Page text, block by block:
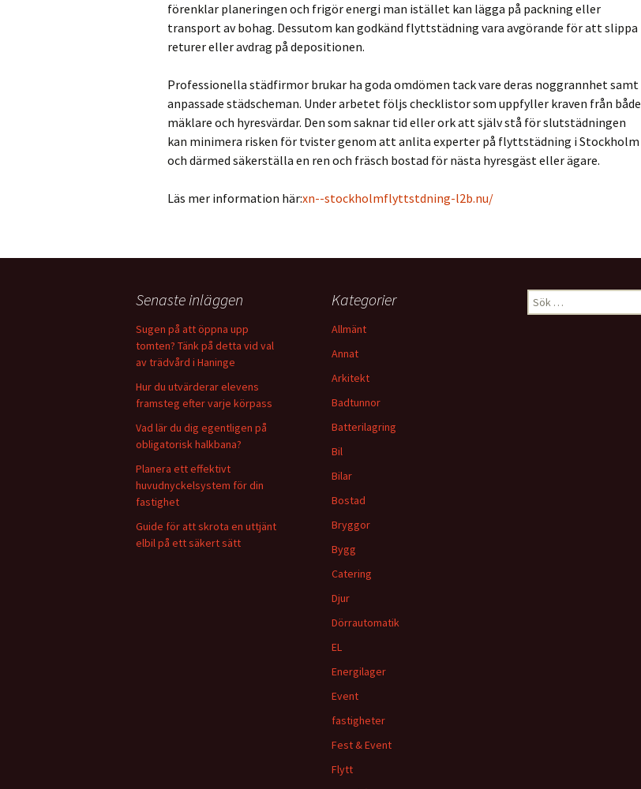
förenklar planeringen och frigör energi man istället kan lägga på packning eller
transport av bohag. Dessutom kan godkänd flyttstädning vara avgörande för att slippa
returer eller avdrag på depositionen.
Professionella städfirmor brukar ha goda omdömen tack vare deras noggrannhet samt
anpassade städscheman. Under arbetet följs checklistor som uppfyller kraven från både
mäklare och hyresvärdar. Den som saknar tid eller ork att själv stå för slutstädningen
kan minimera risken för tvister genom att anlita experter på flyttstädning i Stockholm
och därmed säkerställa en ren och fräsch bostad för nästa hyresgäst eller ägare.
Läs mer information här:xn--stockholmflyttstdning-l2b.nu/
Senaste inläggen
Sugen på att öppna upp
tomten? Tänk på detta vid val
av trädvård i Haninge
Hur du utvärderar elevens
framsteg efter varje körpass
Vad lär du dig egentligen på
obligatorisk halkbana?
Planera ett effektivt
huvudnyckelsystem för din
fastighet
Guide för att skrota en uttjänt
elbil på ett säkert sätt
Kategorier
Allmänt
Annat
Arkitekt
Badtunnor
Batterilagring
Bil
Bilar
Bostad
Bryggor
Bygg
Catering
Djur
Dörrautomatik
EL
Energilager
Event
fastigheter
Fest & Event
Flytt
Sök
efter: